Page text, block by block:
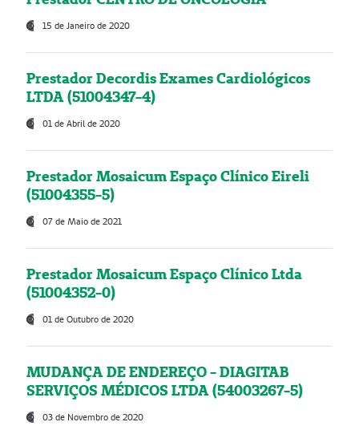
15 de Janeiro de 2020
Prestador Decordis Exames Cardiológicos
LTDA (51004347-4)
01 de Abril de 2020
Prestador Mosaicum Espaço Clínico Eireli
(51004355-5)
07 de Maio de 2021
Prestador Mosaicum Espaço Clínico Ltda
(51004352-0)
01 de Outubro de 2020
MUDANÇA DE ENDEREÇO - DIAGITAB
SERVIÇOS MÉDICOS LTDA (54003267-5)
03 de Novembro de 2020